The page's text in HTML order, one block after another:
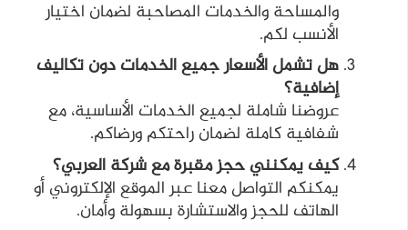
والمساحة والخدمات المصاحبة لضمان اختيار
الأنسب لكم.
هل تشمل الأسعار جميع الخدمات دون تكاليف
إضافية؟
عروضنا شاملة لجميع الخدمات الأساسية، مع
شفافية كاملة لضمان راحتكم ورضاكم.
كيف يمكنني حجز مقبرة مع شركة العربي؟
يمكنكم التواصل معنا عبر الموقع الإلكتروني أو
الهاتف للحجز والاستشارة بسهولة وأمان.